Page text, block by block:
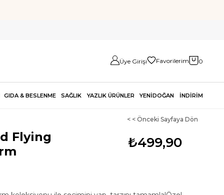
Üye Girişi Favorilerim 0
GIDA & BESLENME SAĞLIK YAZLIK ÜRÜNLER YENİDOĞAN İNDİRİM
< < Önceki Sayfaya Dön
₺499,90
Flying